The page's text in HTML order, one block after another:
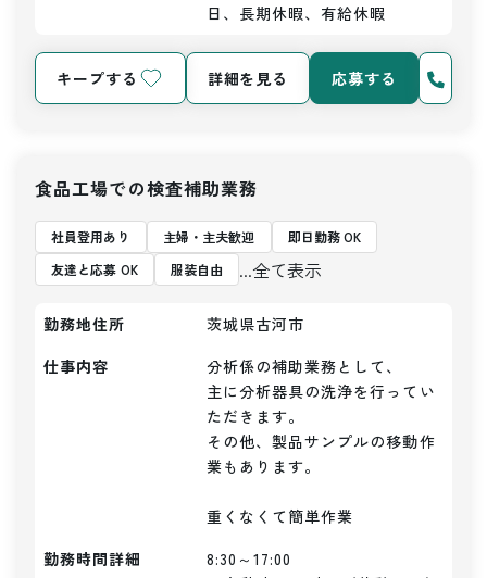
日、長期休暇、有給休暇
キープする 詳細を見る 応募する
食品工場での検査補助業務
社員登用あり 主婦・主夫歓迎
即日勤務 OK
友達と応募 OK
服装自由 ...全て表示
勤務地住所
茨城県古河市
仕事内容
分析係の補助業務として、
主に分析器具の洗浄を行ってい
ただきます。
その他、製品サンプルの移動作
業もあります。
重くなくて簡単作業
勤務時間詳細
8:30～17:00